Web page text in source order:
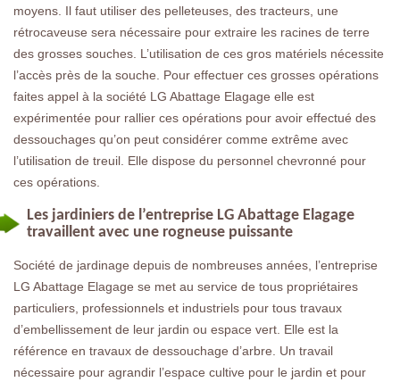
moyens. Il faut utiliser des pelleteuses, des tracteurs, une
rétrocaveuse sera nécessaire pour extraire les racines de terre
des grosses souches. L’utilisation de ces gros matériels nécessite
l’accès près de la souche. Pour effectuer ces grosses opérations
faites appel à la société LG Abattage Elagage elle est
expérimentée pour rallier ces opérations pour avoir effectué des
dessouchages qu’on peut considérer comme extrême avec
l’utilisation de treuil. Elle dispose du personnel chevronné pour
ces opérations.
Les jardiniers de l’entreprise LG Abattage Elagage
travaillent avec une rogneuse puissante
Société de jardinage depuis de nombreuses années, l’entreprise
LG Abattage Elagage se met au service de tous propriétaires
particuliers, professionnels et industriels pour tous travaux
d’embellissement de leur jardin ou espace vert. Elle est la
référence en travaux de dessouchage d’arbre. Un travail
nécessaire pour agrandir l’espace cultive pour le jardin et pour